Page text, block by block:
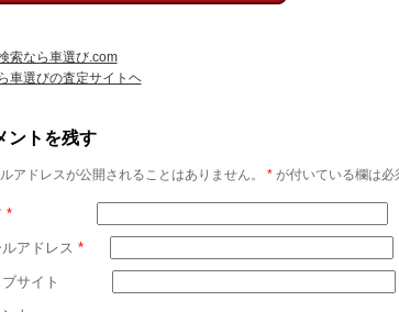
索なら車選び.com
車選びの査定サイトヘ
ントを残す
アドレスが公開されることはありません。 *が付いている欄は必
*
ルアドレス *
サイト